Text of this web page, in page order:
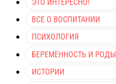
ЭТО ИНТЕРЕСНО!
ВСЕ О ВОСПИТАНИИ
ПСИХОЛОГИЯ
БЕРЕМЕННОСТЬ И РОДЫ
ИСТОРИИ